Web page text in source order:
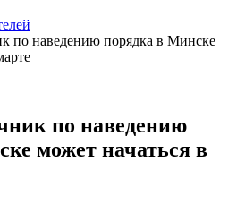
по наведению порядка в Минске
по наведению
может начаться в